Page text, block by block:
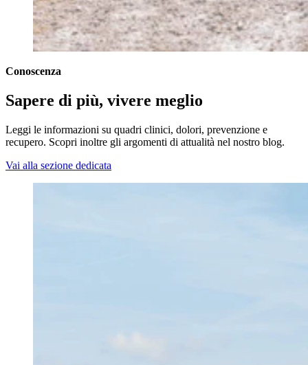
Conoscenza
Sapere di più, vivere meglio
Leggi le informazioni su quadri clinici, dolori, prevenzione e
recupero. Scopri inoltre gli argomenti di attualità nel nostro blog.
Vai alla sezione dedicata